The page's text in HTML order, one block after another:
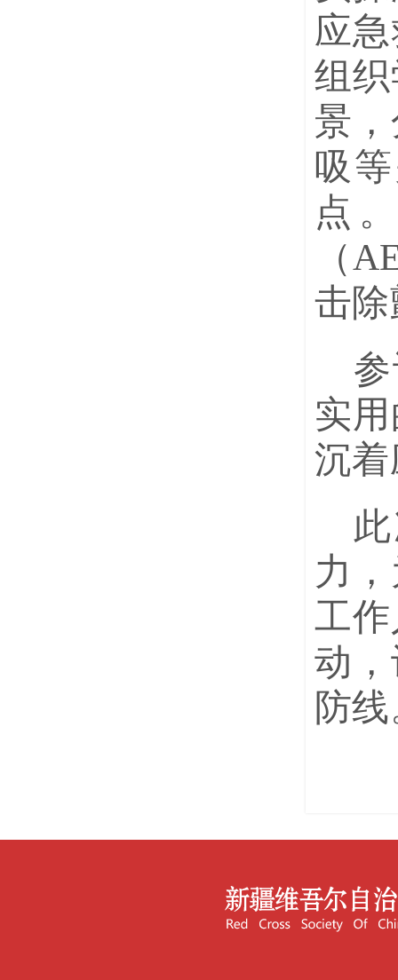
应
组
景
吸
点
（
击
实
沉
力
工
动
防